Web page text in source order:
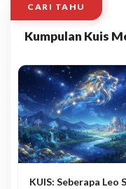
CARI TAHU
Kumpulan Kuis
KUIS: Seberapa Leo